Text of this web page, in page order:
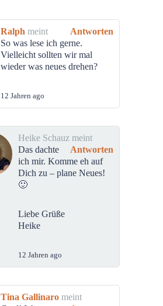
Ralph meint
Antworten
So was lese ich gerne.
Vielleicht sollten wir mal
wieder was neues drehen?
12 Jahren ago
Heike Schauz meint
Antworten
Das dachte
ich mir. Komme eh auf
Dich zu – plane Neues!
🙂
Liebe Grüße
Heike
12 Jahren ago
Tina Gallinaro meint